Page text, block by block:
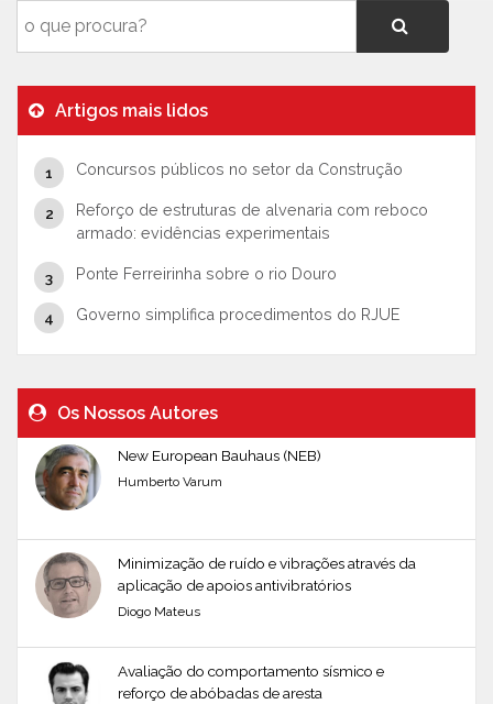
Artigos mais lidos
Concursos públicos no setor da Construção
Reforço de estruturas de alvenaria com reboco
armado: evidências experimentais
Ponte Ferreirinha sobre o rio Douro
Governo simplifica procedimentos do RJUE
Os Nossos Autores
New European Bauhaus (NEB)
Humberto Varum
Minimização de ruído e vibrações através da
aplicação de apoios antivibratórios
Diogo Mateus
Avaliação do comportamento sísmico e
reforço de abóbadas de aresta